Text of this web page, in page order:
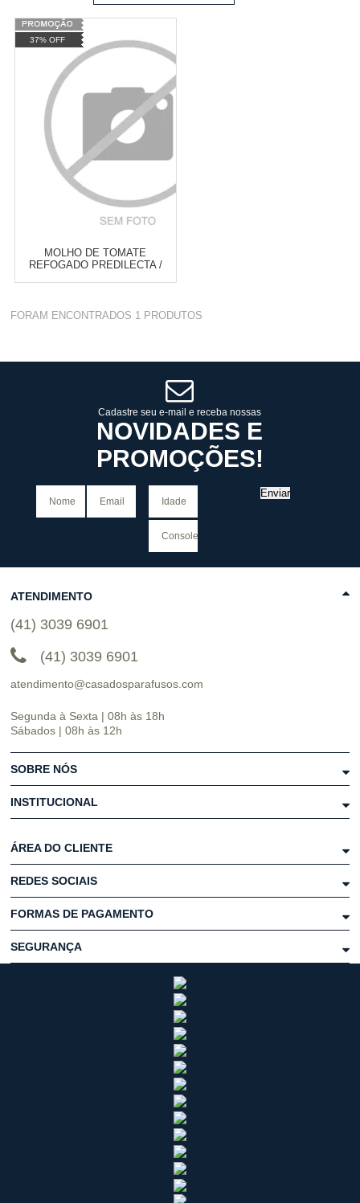
37% OFF
MOLHO DE TOMATE
REFOGADO PREDILECTA /
Varejo: R$ 4.050,70
10 x de R$ 255,09
FORAM ENCONTRADOS 1 PRODUTOS
Cadastre seu e-mail e receba nossas
NOVIDADES E
PROMOÇÕES!
Enviar
ATENDIMENTO
(41) 3039 6901
(41) 3039 6901
atendimento@casadosparafusos.com
Segunda à Sexta | 08h às 18h
Sábados | 08h às 12h
SOBRE NÓS
INSTITUCIONAL
ÁREA DO CLIENTE
REDES SOCIAIS
FORMAS DE PAGAMENTO
SEGURANÇA